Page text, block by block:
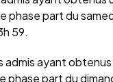
part du
59.
admis ayant
part du